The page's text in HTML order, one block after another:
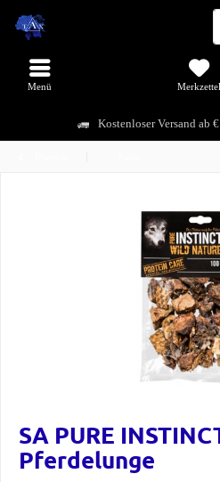
Kostenloser Versand ab
Menü Merkzettel
SA PURE
Pferdelunge